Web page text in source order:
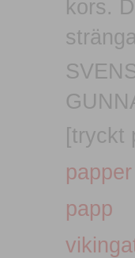
kors.
[tryckt
papper
papp